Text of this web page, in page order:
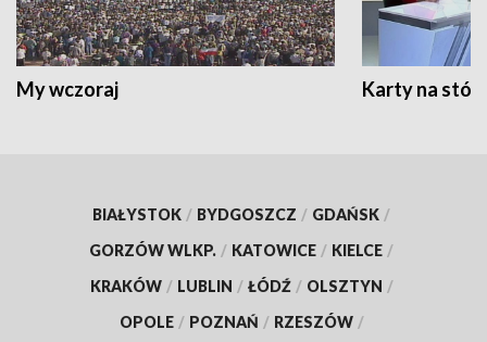
My wczoraj Karty na
BIAŁYSTOK / BYDGOSZCZ / GDAŃSK /
GORZÓW WLKP. / KATOWICE / KIELCE /
KRAKÓW / LUBLIN / ŁÓDŹ / OLSZTYN /
OPOLE / POZNAŃ / RZESZÓW /